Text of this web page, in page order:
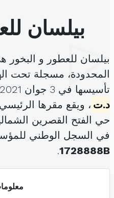
بيلسان
بيلسان للعطور و
المحدودة، مسجلة تحت
تأسيسها في 3 جوان 2021 برأس مال قدره
د.ت ، ويقع مقرها
حي الفتح القصرين
في السجل الوطني
1728888B
.